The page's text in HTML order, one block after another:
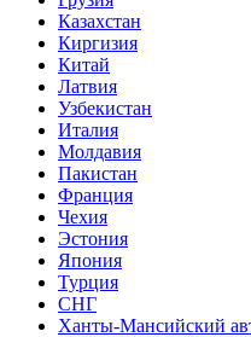
Казахстан
Киргизия
Китай
Латвия
Узбекистан
Италия
Молдавия
Пакистан
Франция
Чехия
Эстония
Япония
Турция
СНГ
Ханты-Мансийский